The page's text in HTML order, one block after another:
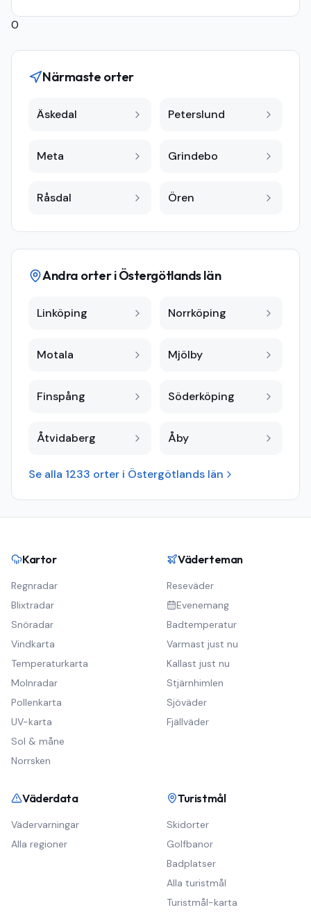
0
Närmaste orter
Äskedal Peterslund
Meta Grindebo
Råsdal Ören
Andra orter iÖstergötlands län
Linköping Norrköping
Motala Mjölby
Finspång Söderköping
Åtvidaberg Åby
Se alla 1233 orter i Östergötlands län
Kartor
Regnradar
Blixtradar
Snöradar
Vindkarta
Temperaturkarta
Molnradar
Pollenkarta
UV-karta
Sol & måne
Norrsken
Väderteman
Reseväder
Evenemang
Badtemperatur
Varmast just nu
Kallast just nu
Stjärnhimlen
Sjöväder
Fjällväder
Väderdata
Vädervarningar
Alla regioner
Turistmål
Skidorter
Golfbanor
Badplatser
Alla turistmål
Turistmål-karta